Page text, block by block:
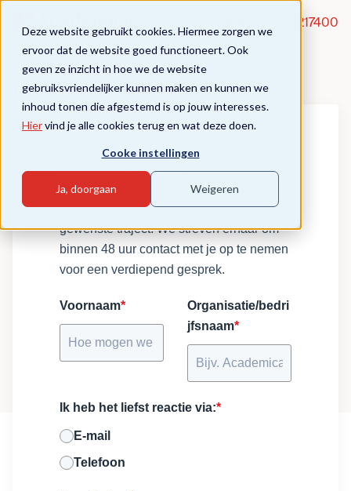
Deze website gebruikt cookies. Hiermee zorgen we
ervoor dat de website goed functioneert. Ook
geven ze inzicht in hoe we de website
gebruiksvriendelijker kunnen maken en kunnen we
inhoud tonen die afgestemd is op jouw interesses.
Hiervind je alle cookies terug en wat deze doen.
Cooke instellingen
Ja, doorgaan Weigeren
020-5217400
Thuis in Meertaligheid
Incompany aanvraag
traject op maat voor jouw organisatie.
Geef een korte beschrijving van het
gewenste traject. We streven ernaar om
binnen 48 uur contact met je op te nemen
voor een verdiepend gesprek.
Voornaam*
Organisatie/bedri
jfsnaam*
Ik heb het liefst reactie via:*
E-mail
Telefoon